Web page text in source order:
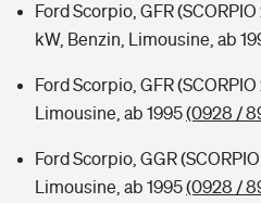
Ford Scorpio, GFR
kW, Benzin, Limousine, ab
Ford Scorpio, GFR
Limousine, ab 1995(0928 /
Ford Scorpio, GGR
Limousine, ab 1995(0928 /